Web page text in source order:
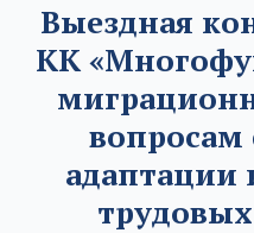
Выездная
КК
вопросам
адаптации